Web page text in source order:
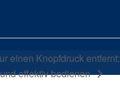
einen Knopfdruck entfernt:
effektiv bedienen